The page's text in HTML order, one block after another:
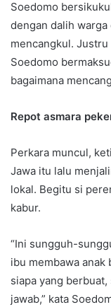
Soedomo
dengan dalih
mencangkul.
Soedomo
bagaimana
Repot asmara
Perkara muncul,
Jawa itu lalu
lokal. Begitu si
kabur.
“Ini sungguh-
ibu membawa anak
siapa yang
jawab,” kata